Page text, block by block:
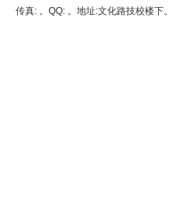
传真: 。QQ: 。地址:文化路技校楼下。